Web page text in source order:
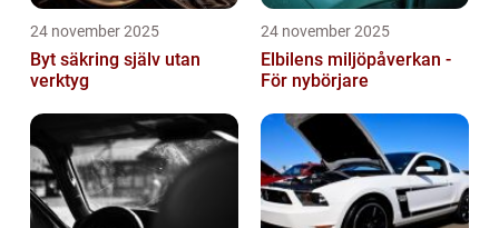
24 november 2025
Byt säkring själv utan
verktyg
24 november 2025
Elbilens miljöpåverkan -
För nybörjare